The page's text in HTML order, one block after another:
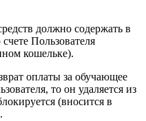
должно содержать в
Пользователя
кошельке).
оплаты за обучающее
то он удаляется из
(вносится в